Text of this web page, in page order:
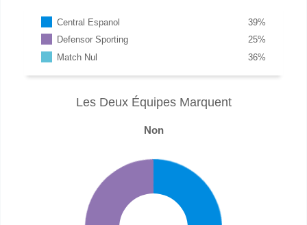
Central Espanol %
39
Defensor Sporting
%
25
Match Nul
%
36
Les Deux Équipes Marquent
Non